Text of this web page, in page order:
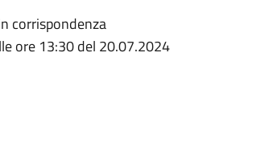
corrispondenza
ore 13:30 del 20.07.2024